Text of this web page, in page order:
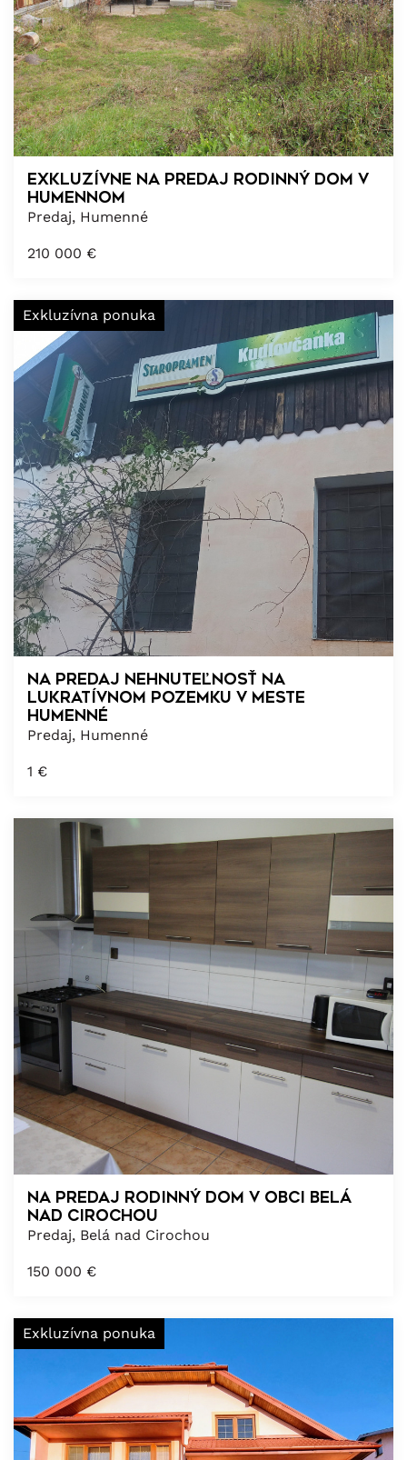
Exkluzívne na predaj rodinný dom v
Humennom
Predaj, Humenné
210 000 €
Exkluzívna ponuka
Na predaj nehnuteľnosť na
lukratívnom pozemku v meste
Humenné
Predaj, Humenné
1 €
Na predaj rodinný dom v obci Belá
nad Cirochou
Predaj, Belá nad Cirochou
150 000 €
Exkluzívna ponuka